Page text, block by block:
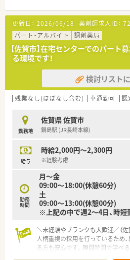
更新日： 2026/06/18 薬剤師求人ID：
パート・アルバイト
調剤薬局
【佐賀市】在宅センターでのパー
る環境です！
検討リスト
残業なし(ほぼなし含む) 車通勤可 認
勤務地
佐賀県 佐賀市
鍋島駅 (JR長崎本線)
給与
時給2,000円～2,300円
※経験考慮
勤務
時間
月～金
09:00〜18:00(休憩60分)
土
09:00～13:00(休憩00分)
※上記の中で週2～4日、時短
＼未経験やブランクも大歓迎／（佐
人柄重視の採用を行っているため
る方も安心です。隙間時間で学べ